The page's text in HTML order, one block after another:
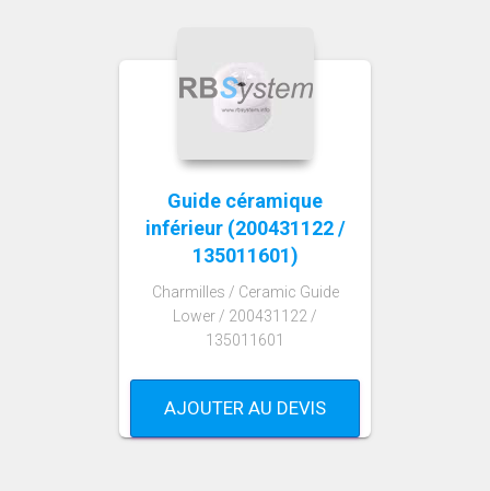
Guide céramique
inférieur (200431122 /
135011601)
Charmilles / Ceramic Guide
Lower / 200431122 /
135011601
AJOUTER AU DEVIS